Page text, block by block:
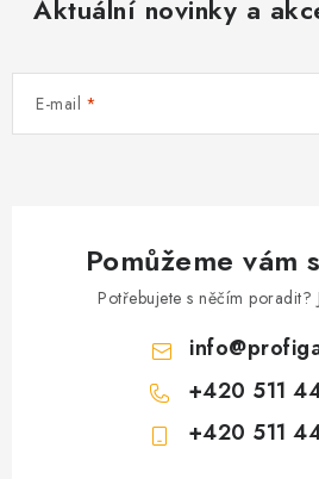
Aktuální novinky a
E-mail
Pomůžeme vám
Potřebujete s něčím poradit?
info@
+420 511
+420 511